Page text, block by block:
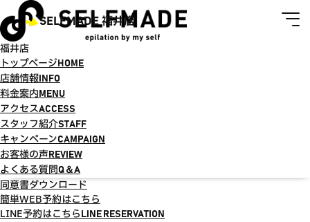
SELFMADE 福井店
福井店
トップページ HOME
店舗情報 INFO
料金案内 MENU
アクセスACCESS
スタッフ紹介STAFF
キャンペーンCAMPAIGN
お客様の声 REVIEW
よくある質問Q＆A
同意書ダウンロード
簡単WEB予約はこちら
LINE予約はこちら LINE RESERVATION